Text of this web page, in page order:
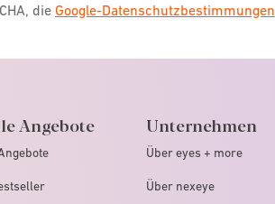
die Google-Datenschutzbestimmungen
Angebote Unternehmen
Über eyes + more
Über nexeye